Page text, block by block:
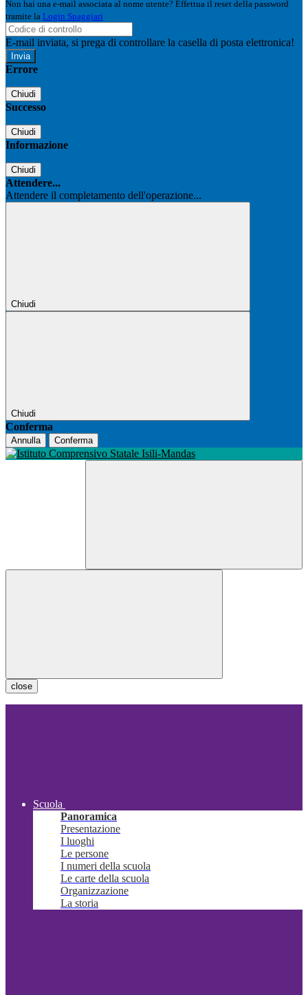
Non hai una e-mail associata al nome utente? Effettua il reset della password
tramite la Login Spaggiari
E-mail inviata, si prega di controllare la casella di posta elettronica!
Errore
Chiudi
Successo
Chiudi
Informazione
Chiudi
Attendere...
Attendere il completamento dell'operazione...
Chiudi
Chiudi
Conferma
Annulla Conferma
close
Scuola
Panoramica
Presentazione
I luoghi
Le persone
I numeri della scuola
Le carte della scuola
Organizzazione
La storia